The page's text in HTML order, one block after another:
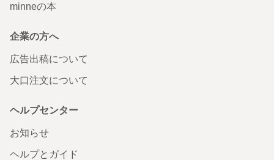
minneの本
企業の方へ
広告出稿について
大口注文について
ヘルプセンター
お知らせ
ヘルプとガイド